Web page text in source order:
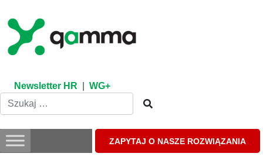
content
Newsletter HR WG+
ZAPYTAJ O NASZE ROZWIĄZANIA